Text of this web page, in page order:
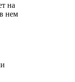
на
нем